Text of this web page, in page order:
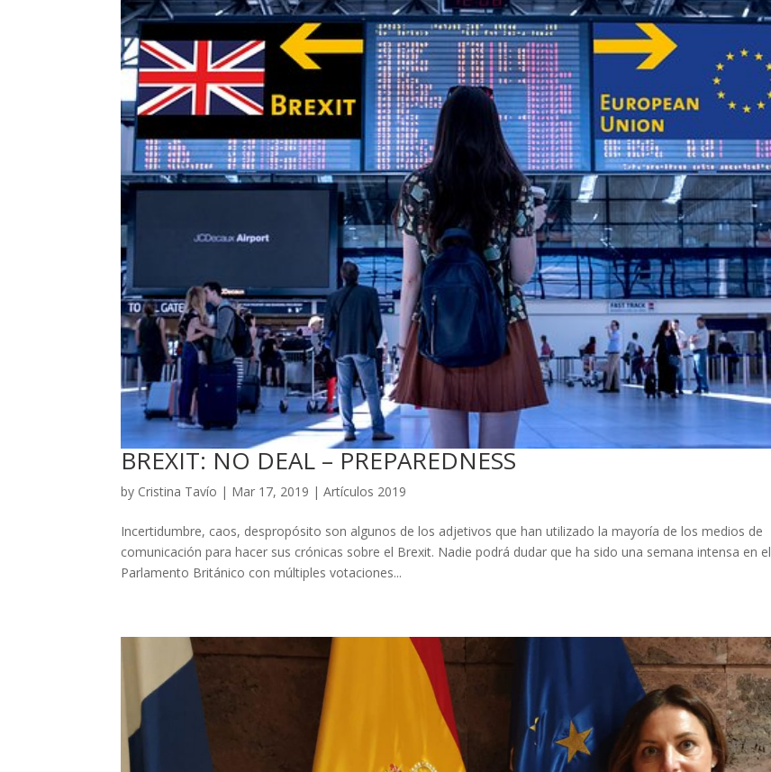
BREXIT: NO DEAL – PREPAREDNESS
by Cristina Tavío | Mar 17, 2019 |Artículos 2019
Incertidumbre, caos, despropósito son algunos de los adjetivos que han utilizado la mayoría de los medios de
comunicación para hacer sus crónicas sobre el Brexit. Nadie podrá dudar que ha sido una semana intensa en el
Parlamento Británico con múltiples votaciones...